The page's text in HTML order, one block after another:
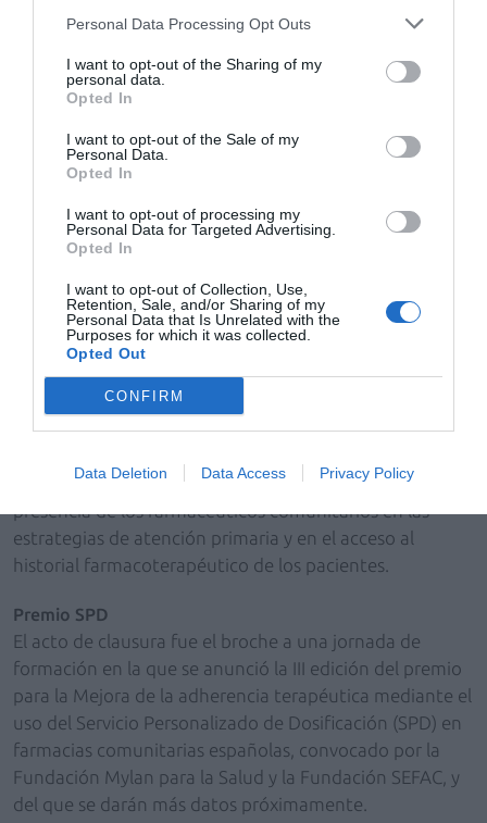
Personal Data Processing Opt Outs
I want to opt-out of the Sharing of my
personal data.
Opted In
I want to opt-out of the Sale of my
Personal Data.
Opted In
I want to opt-out of processing my
Personal Data for Targeted Advertising.
Opted In
I want to opt-out of Collection, Use,
Retention, Sale, and/or Sharing of my
Personal Data that Is Unrelated with the
Purposes for which it was collected.
Opted Out
CONFIRM
Data Deletion Data Access Privacy Policy
Espinosa y Adrián Acuña.
• Premio al mejor caso clínico: Vasculitis y consumo de
sustancias no dispensadas en farmacia. Autores: Alberto
Kramer, María Ajenjo, Miguel Turégano y Francisco
Martínez.
Socio de honor
En el transcurso del acto de clausura, Gómez impuso al
de oro que le reconoce como «Socio de Honor» de
SEFAC. Se trata de una decisión tomada por
unanimidad por el Consejo de Gobierno de la Sociedad
al considerar que Llisterri ha desarrollado desde hace
años una labor destacada en la defensa y promoción de
la labor asistencial de los farmacéuticos comunitarios.
SEMERGEN siempre ha reivindicado una mayor
presencia de los farmacéuticos comunitarios en las
estrategias de atención primaria y en el acceso al
historial farmacoterapéutico de los pacientes.
Premio SPD
El acto de clausura fue el broche a una jornada de
formación en la que se anunció la III edición del premio
para la Mejora de la adherencia terapéutica mediante el
uso del Servicio Personalizado de Dosificación (SPD) en
farmacias comunitarias españolas, convocado por la
Fundación Mylan para la Salud y la Fundación SEFAC, y
del que se darán más datos próximamente.